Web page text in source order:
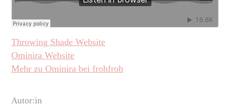
Autor:in
Throwing Shade Website
Ominira Website
Mehr zu Ominira bei frohfroh